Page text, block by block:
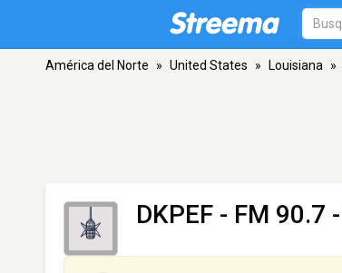
América del Norte » United States » Louisiana »
DKPEF - FM 90.7